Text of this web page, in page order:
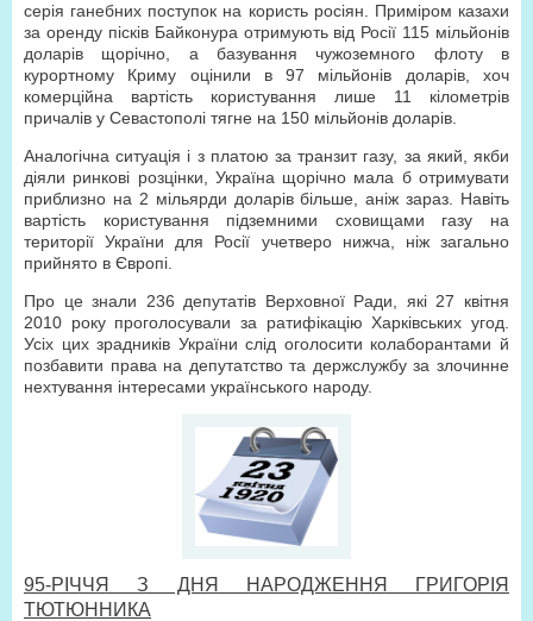
серія ганебних поступок на користь росіян. Приміром казахи
за оренду пісків Байконура отримують від Росії 115 мільйонів
доларів щорічно, а базування чужоземного флоту в
курортному Криму оцінили в 97 мільйонів доларів, хоч
комерційна вартість користування лише 11 кілометрів
причалів у Севастополі тягне на 150 мільйонів доларів.
Аналогічна ситуація і з платою за транзит газу, за який, якби
діяли ринкові розцінки, Україна щорічно мала б отримувати
приблизно на 2 мільярди доларів більше, аніж зараз. Навіть
вартість користування підземними сховищами газу на
території України для Росії учетверо нижча, ніж загально
прийнято в Європі.
Про це знали 236 депутатів Верховної Ради, які 27 квітня
2010 року проголосували за ратифікацію Харківських угод.
Усіх цих зрадників України слід оголосити колаборантами й
позбавити права на депутатство та держслужбу за злочинне
нехтування інтересами українського народу.
95-РІЧЧЯ З ДНЯ НАРОДЖЕННЯ ГРИГОРІЯ
ТЮТЮННИКА